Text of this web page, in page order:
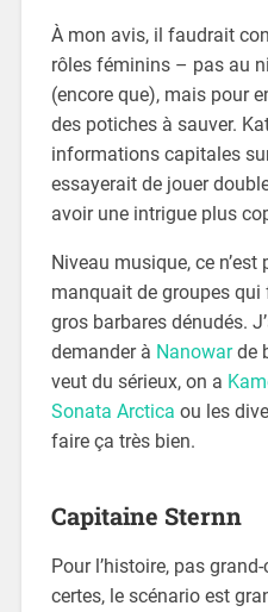
À mon avis, il faudrait
rôles féminins – pas au
(encore que), mais pour
des potiches à sauver.
informations capitales
essayerait de jouer
avoir une intrigue plus
Niveau musique, ce
manquait de groupes
gros barbares dénudés.
demander à Nanowarde
veut du sérieux, on a
Sonata Arctica ou les
faire ça très bien.
Capitaine Sternn
Pour l’histoire, pas
certes, le scénario est